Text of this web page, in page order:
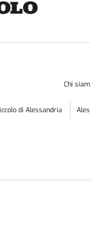
Chi
di Alessandria